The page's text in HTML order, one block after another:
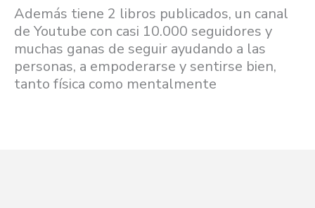
Además tiene 2 libros publicados, un canal
de Youtube con casi 10.000 seguidores y
muchas ganas de seguir ayudando a las
personas, a empoderarse y sentirse bien,
tanto física como mentalmente